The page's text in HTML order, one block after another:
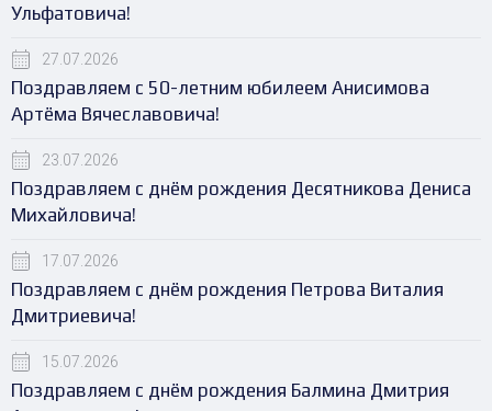
Ульфатовича!
27.07.2026
Поздравляем с 50-летним юбилеем Анисимова
Артёма Вячеславовича!
23.07.2026
Поздравляем с днём рождения Десятникова Дениса
Михайловича!
17.07.2026
Поздравляем с днём рождения Петрова Виталия
Дмитриевича!
15.07.2026
Поздравляем с днём рождения Балмина Дмитрия